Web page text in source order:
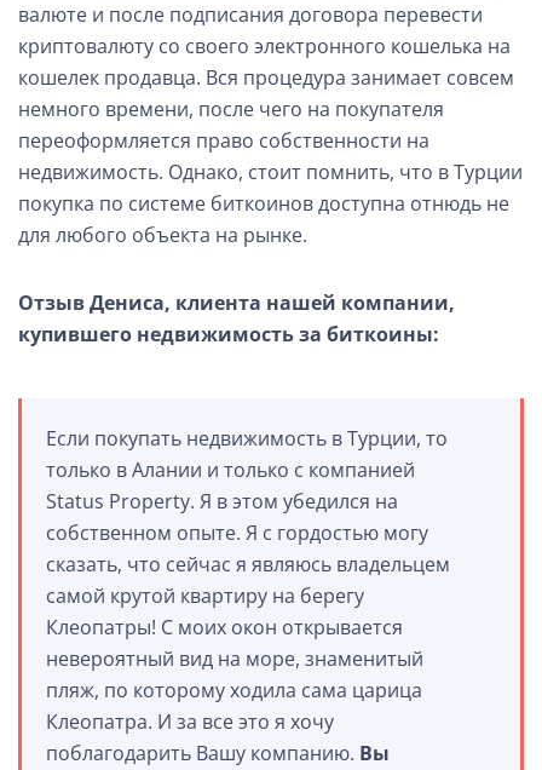
валюте и после подписания договора перевести
криптовалюту со своего электронного кошелька на
кошелек продавца. Вся процедура занимает совсем
немного времени, после чего на покупателя
переоформляется право собственности на
недвижимость. Однако, стоит помнить, что в Турции
покупка по системе биткоинов доступна отнюдь не
для любого объекта на рынке.
Отзыв Дениса, клиента нашей компании,
купившего недвижимость за биткоины:
Если покупать недвижимость в Турции, то
только в Алании и только с компанией
Status Property. Я в этом убедился на
собственном опыте. Я с гордостью могу
сказать, что сейчас я являюсь владельцем
самой крутой квартиру на берегу
Клеопатры! С моих окон открывается
невероятный вид на море, знаменитый
пляж, по которому ходила сама царица
Клеопатра. И за все это я хочу
поблагодарить Вашу компанию. Вы